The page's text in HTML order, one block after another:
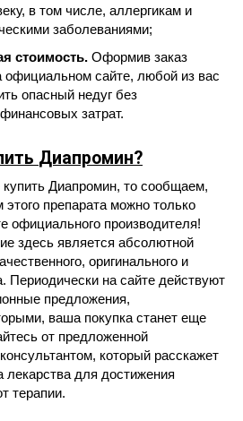
в том числе, аллергикам и
заболеваниями;
стоимость. Оформив заказ
официальном сайте, любой из вас
опасный недуг без
затрат.
Диапромин?
купить Диапромин, то сообщаем,
этого препарата можно только
официального производителя!
здесь является абсолютной
оригинального и
Периодически на сайте действуют
предложения,
ваша покупка станет еще
от предложенной
который расскажет
лекарства для достижения
терапии.